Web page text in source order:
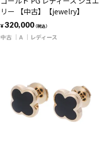
リー 【中古】【jewelry】
¥320,000（税込）
中古 A レディース